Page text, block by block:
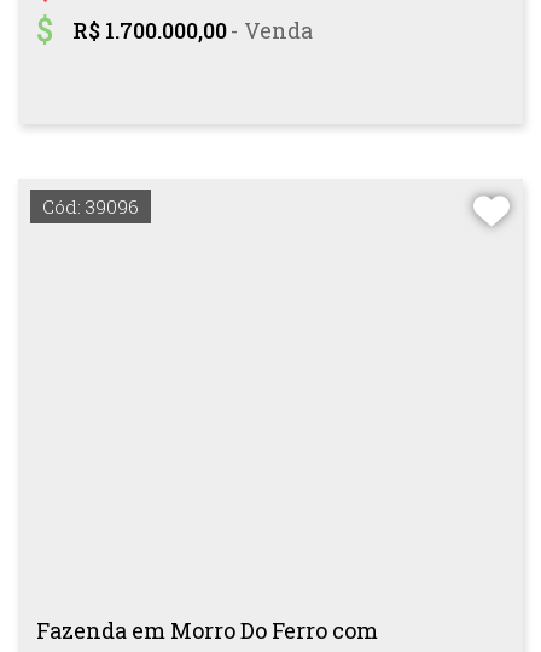
R$ 1.700.000,00- Venda
Cód: 39096
Fazenda em Morro Do Ferro com